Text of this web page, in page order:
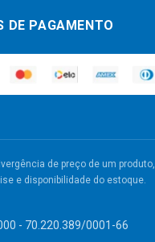
DE PAGAMENTO
de preço de um produto,
e disponibilidade do estoque.
- 70.220.389/0001-66